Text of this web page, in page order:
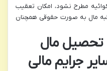
مطرح نشود، امکان تعقیب
مال به صورت حقوقی همچنان
تحصیل مال
جرایم مالی